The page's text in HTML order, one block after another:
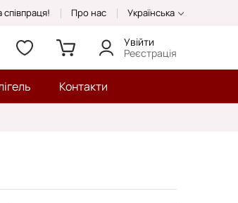
співпраця! Про нас Українська
Увійти
Реєстрація
Контакти